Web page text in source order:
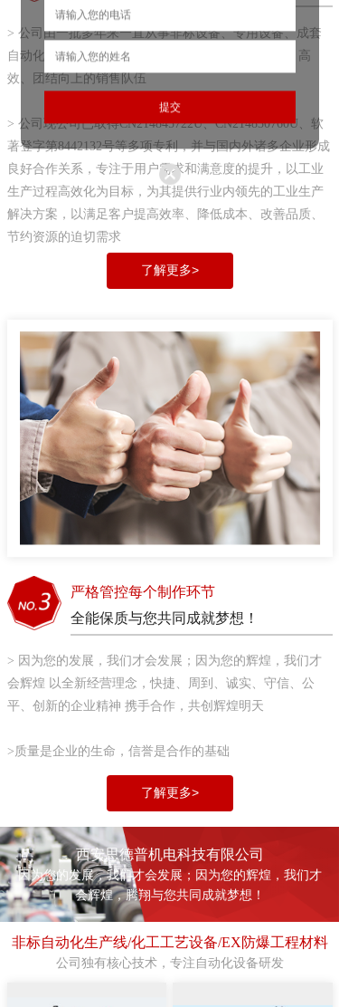
了解更多>
> 公司由一批多年来一直从事非标设备、专用设备、成套
自动化系统设计的工程师团队组建，拥有一支专业、高
效、团结向上的销售队伍
> 公司现公司已取得CN214845722U、CN214830760U、软
著登字第8442132号等多项专利，并与国内外诸多企业形成
良好合作关系，专注于用户需求和满意度的提升，以工业
生产过程高效化为目标，为其提供行业内领先的工业生产
解决方案，以满足客户提高效率、降低成本、改善品质、
节约资源的迫切需求
严格管控每个制作环节
全能保质与您共同成就梦想！
了解更多>
> 因为您的发展，我们才会发展；因为您的辉煌，我们才
会辉煌 以全新经营理念，快捷、周到、诚实、守信、公
平、创新的企业精神 携手合作，共创辉煌明天
>质量是企业的生命，信誉是合作的基础
西安思德普机电科技有限公司
因为您的发展，我们才会发展；因为您的辉煌，我们才
会辉煌，腾翔与您共同成就梦想！
公司独有核心技术，专注自动化设备研发
非标自动化生产线/化工工艺设备/EX防爆工程材料